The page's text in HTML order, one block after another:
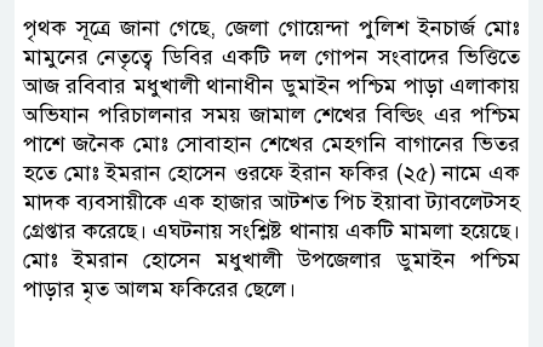
পৃথক সূত্রে জানা গেছে, জেলা গোয়েন্দা পুলিশ ইনচার্জ মোঃ
মামুনের নেতৃত্বে ডিবির একটি দল গোপন সংবাদের ভিত্তিতে
আজ রবিবার মধুখালী থানাধীন ডুমাইন পশ্চিম পাড়া এলাকায়
অভিযান পরিচালনার সময় জামাল শেখের বিল্ডিং এর পশ্চিম
পাশে জনৈক মোঃ সোবাহান শেখের মেহগনি বাগানের ভিতর
হতে মোঃ ইমরান হোসেন ওরফে ইরান ফকির (২৫) নামে এক
মাদক ব্যবসায়ীকে এক হাজার আটশত পিচ ইয়াবা ট্যাবলেটসহ
গ্রেপ্তার করেছে। এঘটনায় সংশ্লিষ্ট থানায় একটি মামলা হয়েছে।
মোঃ ইমরান হোসেন মধুখালী উপজেলার ডুমাইন পশ্চিম
পাড়ার মৃত আলম ফকিরের ছেলে।